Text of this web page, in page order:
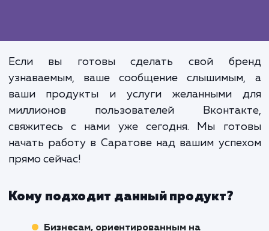
рынке, продвижение
требует профессионализма,
понимания механизмов
платформы и
взаимодействовать с
агентство.